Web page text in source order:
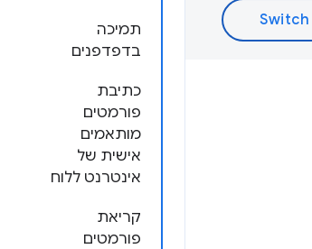
תמיכה
בדפדפנים
כתיבת
פורמטים
מותאמים
אישית של
אינטרנט ללוח
קריאת
פורמטים